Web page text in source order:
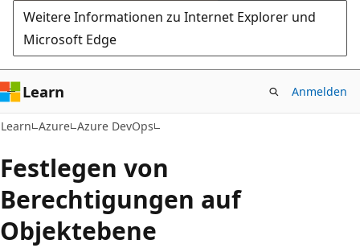
Weitere Informationen zu Internet Explorer und
Microsoft Edge
Learn Anmelden
Learn Azure Azure DevOps
Festlegen von
Berechtigungen auf
Objektebene